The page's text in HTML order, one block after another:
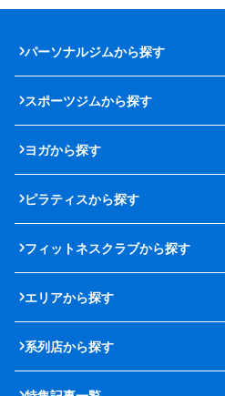
パーソナルジムから探す
スポーツジムから探す
ヨガから探す
ピラティスから探す
フィットネスクラブから探す
エリアから探す
系列店から探す